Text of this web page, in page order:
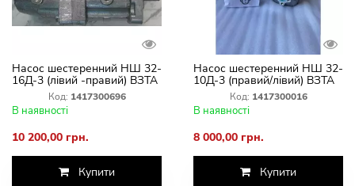
Насос шестеренний НШ 32-
16Д-3 (лівий -правий) ВЗТА
Код: 1417300696
В наявності
10 200,00 грн.
Купити
Насос шестеренний НШ 32-
10Д-3 (правий/лівий) ВЗТА
Код: 1417300016
В наявності
8 000,00 грн.
Купити